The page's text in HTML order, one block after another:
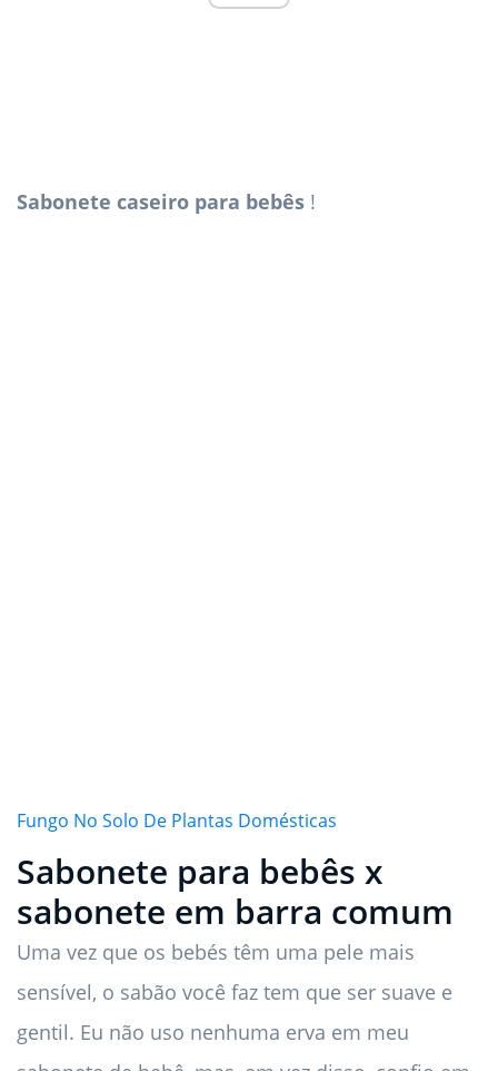
Sabonete caseiro para bebês !
Fungo No Solo De Plantas Domésticas
Sabonete para bebês x
sabonete em barra comum
Uma vez que os bebés têm uma pele mais
sensível, o sabão você faz tem que ser suave e
gentil. Eu não uso nenhuma erva em meu